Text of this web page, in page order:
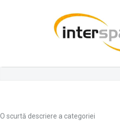
O scurtă descriere a categoriei